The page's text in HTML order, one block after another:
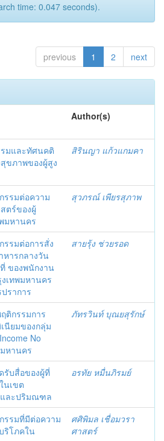
time: 0.047 seconds).
previous 1 2 next
Author(s)
มและทัศนคติ
สุขภาพของผู้สูง
สิรินญา แก้วแกมคา
รมต่อความ
ตร์ของผู้
มหานคร
สุวภรณ์ เพียรสุภาพ
รมต่อการสั่ง
หารกลางวัน
ของพนักงาน
เทพมหานคร
ราการ
สายรุ้ง ช่วยรอด
ติกรรมการ
นียมของกลุ่ม
No
หานคร
ภัทรวินท์ บุณยสุรักษ์
รับสื่อของผู้ที่
นเขต
และปริมณฑล
อรทัย หมื่นภิรมย์
รมที่มีต่อความ
ริโภคใน
ศศิพิมล เชื่อมวรา
ศาสตร์